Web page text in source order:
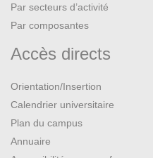
Par secteurs d’activité
Par composantes
Accès directs
Orientation/Insertion
Calendrier universitaire
Plan du campus
Annuaire